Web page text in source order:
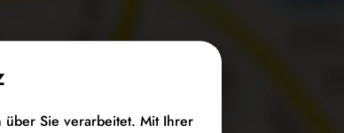
über Sie verarbeitet. Mit Ihrer